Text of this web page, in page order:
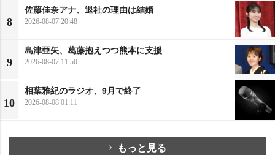
8
佐藤佳奈アナ、退社の理由は結婚
2026-08-07 20:48
9
島津亜矢、葛藤抱えつつ熊本に支援
2026-08-07 11:50
10
相葉雅紀のラジオ、9月で終了
2026-08-08 01:11
もっと見る